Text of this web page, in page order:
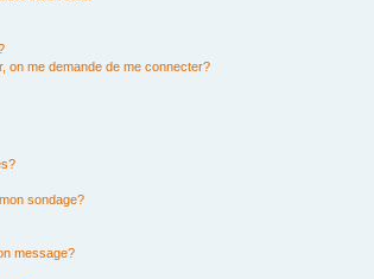
on me demande de me connecter?
sondage?
message?